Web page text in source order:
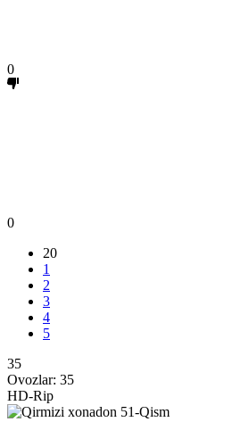
0
0
20
1
2
3
4
5
35
Ovozlar: 35
HD-Rip